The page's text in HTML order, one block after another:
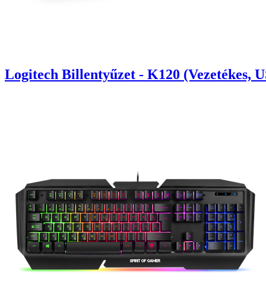
Logitech Billentyűzet - K120 (Vezetékes,